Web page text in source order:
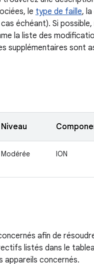
le type de faille, la
échéant). Si
la liste des
supplémentaires sont
Niveau
Modérée ION
afin de
listés dans le
appareils concernés.